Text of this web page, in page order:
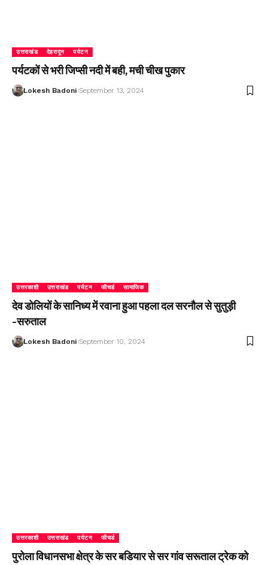
उत्तराखंड देहरादून पर्यटन
पर्यटकों से भरी जिप्सी नदी में बही, मची चीख पुकार
Lokesh Badoni September 13, 2024
उत्तरकाशी उत्तराखंड पर्यटन फीचर्ड सामाजिक
देव डोलियों के सानिध्य में रवाना हुआ पहला दल सरनौल से सुतुड़ी
-सरुताल
Lokesh Badoni September 10, 2024
उत्तरकाशी उत्तराखंड पर्यटन फीचर्ड
पुरोला विधानसभा क्षेत्र के सर बडियार से सर गांव सरूताल ट्रेक को